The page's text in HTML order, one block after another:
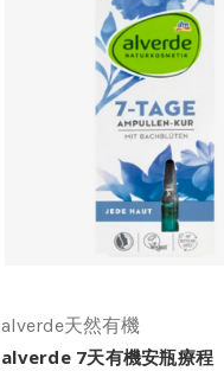
alverde天然有機
alverde 7天有機安瓶療程